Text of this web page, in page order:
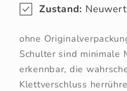
Zustand:
ohne
Schulter sind minimale
erkennbar, die
Klettverschluss